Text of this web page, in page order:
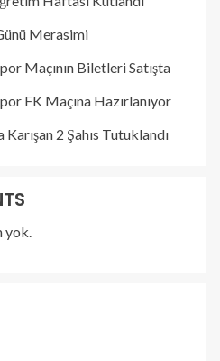
Merasimi
Maçının Biletleri Satışta
FK Maçına Hazırlanıyor
Karışan 2 Şahıs Tutuklandı
yok.